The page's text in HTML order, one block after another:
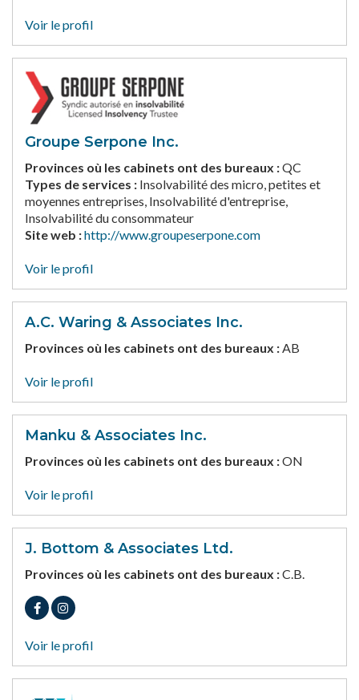
Voir le profil
Groupe Serpone Inc.
Provinces où les cabinets ont des bureaux :QC
Types de services : Insolvabilité des micro, petites et
moyennes entreprises, Insolvabilité d'entreprise,
Insolvabilité du consommateur
Site web :http://www.groupeserpone.com
Voir le profil
A.C. Waring & Associates Inc.
Provinces où les cabinets ont des bureaux :AB
Voir le profil
Manku & Associates Inc.
Provinces où les cabinets ont des bureaux :ON
Voir le profil
J. Bottom & Associates Ltd.
Provinces où les cabinets ont des bureaux :C.B.
Voir le profil